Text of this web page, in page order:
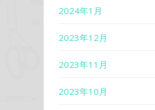
2024年1月
2023年12月
2023年11月
2023年10月